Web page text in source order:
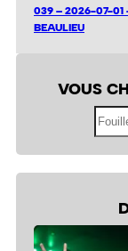
039 – 2026-07-01
BEAULIEU
VOUS